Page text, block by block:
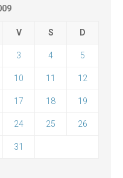
V S D
3 4 5
10 11 12
17 18 19
24 25 26
31